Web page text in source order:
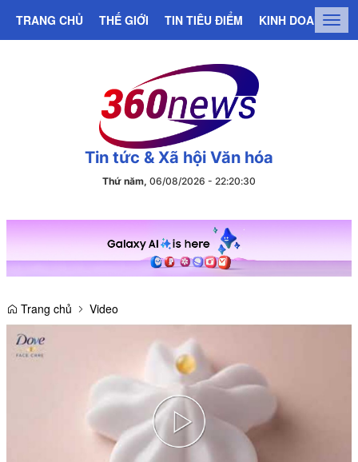
TRANG CHỦ THẾ GIỚI TIN TIÊU ĐIỂM KINH DOANH
Tin tức & Xã hội Văn hóa
Thứ năm,06/08/2026 - 22:20:31
Trang chủ Video
Play